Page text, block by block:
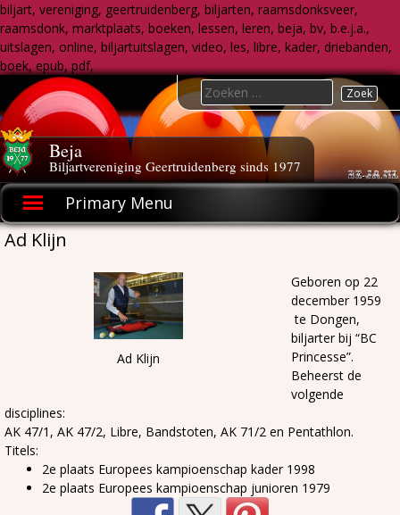
biljart, vereniging, geertruidenberg, biljarten, raamsdonksveer,
raamsdonk, marktplaats, boeken, lessen, leren, beja, bv, b.e.j.a.,
uitslagen, online, biljartuitslagen, video, les, libre, kader, driebanden,
boek, epub, pdf,
to
content
Beja
Biljartvereniging Geertruidenberg sinds 1977
Primary Menu
Search
for:
Ad Klijn
Ad Klijn
Geboren op 22
december 1959
te Dongen,
biljarter bij “BC
Princesse”.
Beheerst de
volgende
disciplines:
AK 47/1, AK 47/2, Libre, Bandstoten, AK 71/2 en Pentathlon.
Titels:
2e plaats Europees kampioenschap kader 1998
2e plaats Europees kampioenschap junioren 1979